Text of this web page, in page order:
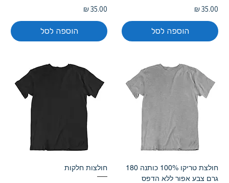
מחיר
הוספה לסל
מחיר
הוספה לסל
חולצת טריקו 100% כותנה 180
גרם צבע אפור ללא הדפס
חולצות חלקות